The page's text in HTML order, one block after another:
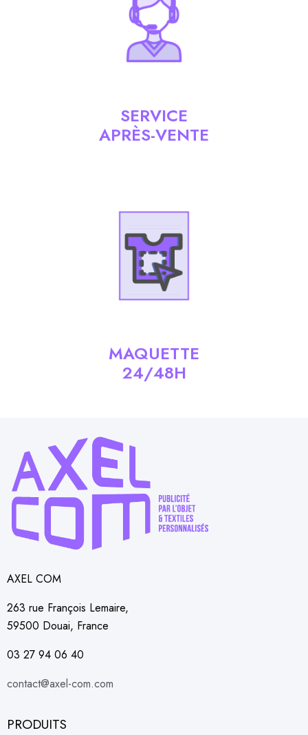
SERVICE
APRÈS-VENTE
MAQUETTE
24/48H
AXEL COM
263 rue François Lemaire,
59500 Douai, France
03 27 94 06 40
contact@axel-com.com
PRODUITS